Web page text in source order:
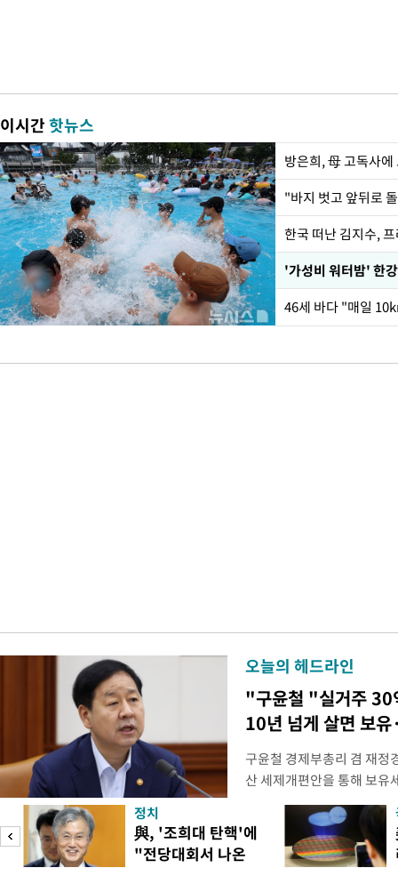
이시간핫뉴스
방은희, 母 고독사
한국 떠난 김지수,
오늘의 헤드라인
"구윤철 "실거주 30
10년 넘게 살면 보
구윤철 경제부총리 겸 재정
산 세제개편안을 통해 보유
지적에 대해 "사는(실거주
어들고 나중에 팔 때 양도
총리는 이날 오전 MBC 라
터뷰에서 "이게(30억원 이
정치
與, '조희대 탄핵'에
"전당대회서 나온